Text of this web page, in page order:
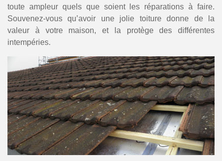
toute ampleur quels que soient les réparations à faire.
Souvenez-vous qu’avoir une jolie toiture donne de la
valeur à votre maison, et la protège des différentes
intempéries.